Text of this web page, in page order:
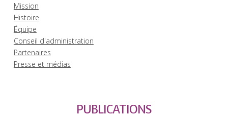
Mission
Histoire
Équipe
Conseil d'administration
Partenaires
Presse et médias
PUBLICATIONS